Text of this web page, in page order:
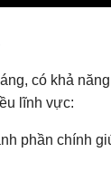
có khả
lĩnh vực:
phần chính